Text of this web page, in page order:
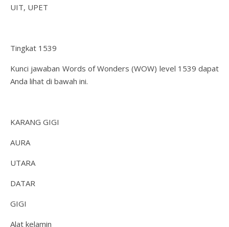
UIT, UPET
Tingkat 1539
Kunci jawaban Words of Wonders (WOW) level 1539 dapat
Anda lihat di bawah ini.
KARANG GIGI
AURA
UTARA
DATAR
GIGI
Alat kelamin